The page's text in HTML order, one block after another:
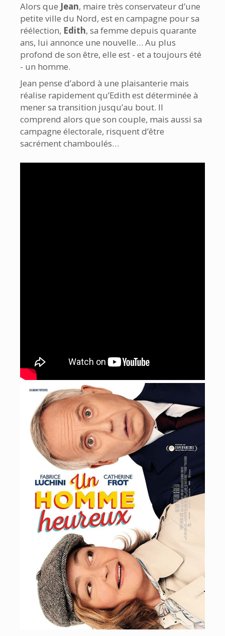
Alors que Jean, maire très conservateur d’une
petite ville du Nord, est en campagne pour sa
réélection, Edith, sa femme depuis quarante
ans, lui annonce une nouvelle… Au plus
profond de son être, elle est - et a toujours été
- un homme.
Jean pense d’abord à une plaisanterie mais
réalise rapidement qu’Edith est déterminée à
mener sa transition jusqu’au bout. Il
comprend alors que son couple, mais aussi sa
campagne électorale, risquent d’être
sacrément chamboulés…